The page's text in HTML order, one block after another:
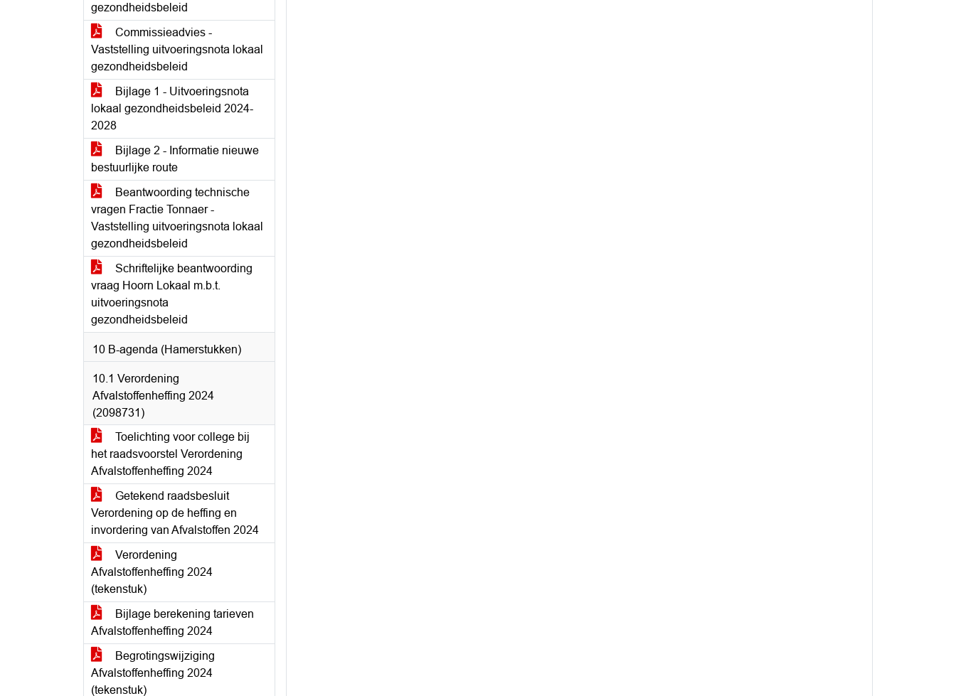
gezondheidsbeleid
Commissieadvies -
Vaststelling uitvoeringsnota lokaal
gezondheidsbeleid
Bijlage 1 - Uitvoeringsnota
lokaal gezondheidsbeleid 2024-
2028
Bijlage 2 - Informatie nieuwe
bestuurlijke route
Beantwoording technische
vragen Fractie Tonnaer -
Vaststelling uitvoeringsnota lokaal
gezondheidsbeleid
Schriftelijke beantwoording
vraag Hoorn Lokaal m.b.t.
uitvoeringsnota
gezondheidsbeleid
10 B-agenda (Hamerstukken)
10.1 Verordening
Afvalstoffenheffing 2024
(2098731)
Toelichting voor college bij
het raadsvoorstel Verordening
Afvalstoffenheffing 2024
Getekend raadsbesluit
Verordening op de heffing en
invordering van Afvalstoffen 2024
Verordening
Afvalstoffenheffing 2024
(tekenstuk)
Bijlage berekening tarieven
Afvalstoffenheffing 2024
Begrotingswijziging
Afvalstoffenheffing 2024
(tekenstuk)